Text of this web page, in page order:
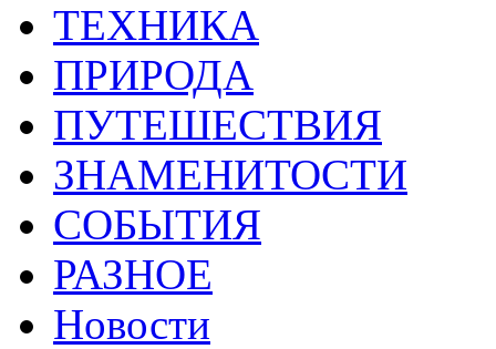
ТЕХНИКА
ПРИРОДА
ПУТЕШЕСТВИЯ
ЗНАМЕНИТОСТИ
СОБЫТИЯ
РАЗНОЕ
Новости